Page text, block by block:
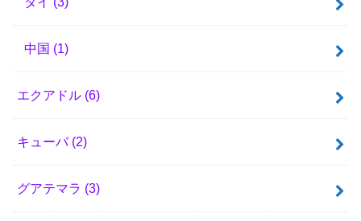
中国 (1)
エクアドル (6)
キューバ (2)
グアテマラ (3)